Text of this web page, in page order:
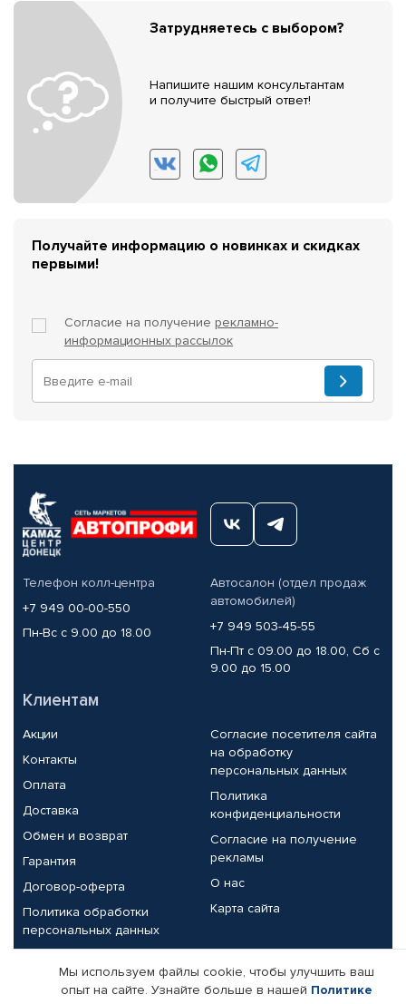
Затрудняетесь с выбором?
Напишите нашим консультантам
и получите быстрый ответ!
Получайте информацию о новинках и скидках
первыми!
Согласие на получение рекламно-
информационных рассылок
Телефон колл-центра
+7 949 00-00-550
Пн-Вс с 9.00 до 18.00
Автосалон (отдел продаж
автомобилей)
+7 949 503-45-55
Пн-Пт с 09.00 до 18.00, Сб с
9.00 до 15.00
Клиентам
Акции
Контакты
Оплата
Доставка
Обмен и возврат
Гарантия
Договор-оферта
Политика обработки
персональных данных
Согласие посетителя сайта
на обработку
персональных данных
Политика
конфиденциальности
Согласие на получение
рекламы
О нас
Карта сайта
Партнерам
Мы используем файлы cookie, чтобы улучшить ваш
опыт на сайте. Узнайте больше в нашей Политике